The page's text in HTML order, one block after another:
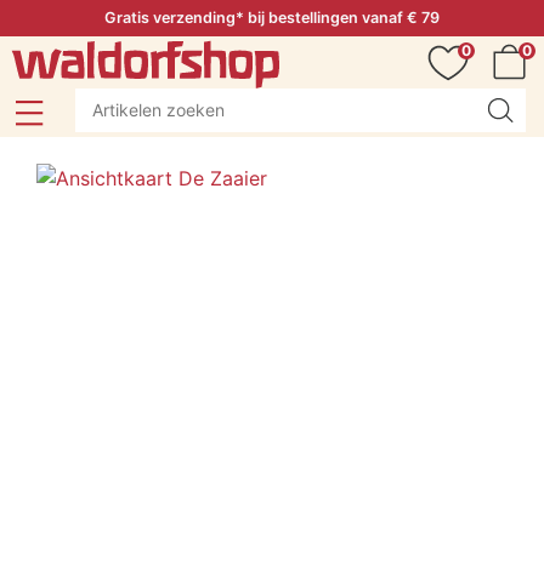
Gratis verzending* bij bestellingen vanaf € 79
0
0